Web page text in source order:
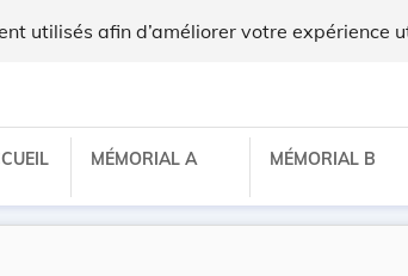
utilisés afin d’améliorer votre expérience
MÉMORIAL A MÉMORIAL B